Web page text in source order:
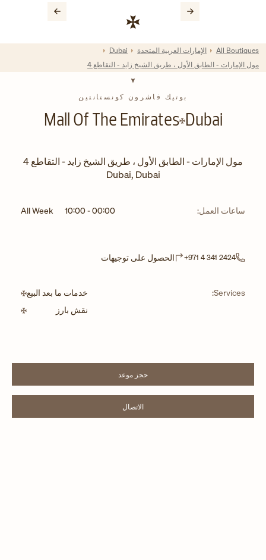
Return to Nav
بوتيك فاشرون كونستانتين
Dubai
Mall Of The Emirates
مول الإمارات - الطابق الأول ، طريق الشيخ زايد - التقاطع 4
Dubai, Dubai
ساعات العمل: All Week 10:00-00:00
+971 4 341 2424 الحصول على توجيهات
Services:
خدمات ما بعد البيع
نقش بارز
حجز موعدLINK OPENS IN NEW TAB
الاتصالLINK OPENS IN NEW TAB
All Boutiques الإمارات العربية المتحدة
Dubai
مول الإمارات - الطابق الأول ، طريق الشيخ زايد - التقاطع 4